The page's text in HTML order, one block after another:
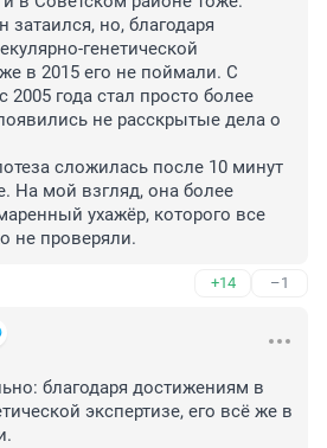
затаился, но, благодаря
генетической
в 2015 его не поймали. С
2005 года стал просто более
не расскрытые дела о
сложилась после 10 минут
На мой взгляд, она более
ухажёр, которого все
не проверяли.
+14 –1
благодаря достижениям в
экспертизе, его всё же в